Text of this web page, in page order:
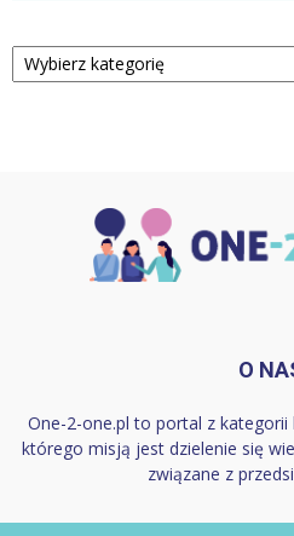
Kategorie
O
One-2-one.pl to portal z
którego misją jest dzielenie się
związane z